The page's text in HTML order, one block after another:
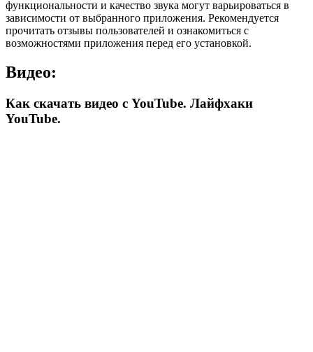
функциональности и качество звука могут варьироваться в
зависимости от выбранного приложения. Рекомендуется
прочитать отзывы пользователей и ознакомиться с
возможностями приложения перед его установкой.
Видео:
Как скачать видео с YouTube. Лайфхаки
YouTube.